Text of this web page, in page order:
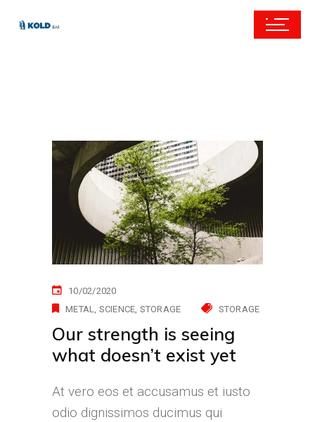
10/02/2020
METAL SCIENCE STORAGE STORAGE
Our strength is seeing
what doesn’t exist yet
At vero eos et accusamus et iusto
odio dignissimos ducimus qui